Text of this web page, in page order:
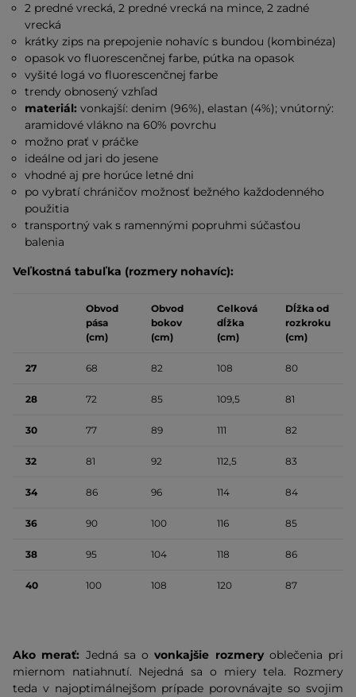
2 predné vrecká, 2 predné vrecká na mince, 2 zadné
vrecká
krátky zips na prepojenie nohavíc s bundou (kombinéza)
opasok vo fluorescenčnej farbe, pútka na opasok
vyšité logá vo fluorescenčnej farbe
trendy obnosený vzhľad
materiál: vonkajší: denim (96%), elastan (4%); vnútorný:
aramidové vlákno na 60% povrchu
možno prať v práčke
ideálne od jari do jesene
vhodné aj pre horúce letné dni
po vybratí chráničov možnosť bežného každodenného
použitia
transportný vak s ramennými popruhmi súčasťou
balenia
Veľkostná tabuľka (rozmery nohavíc):
Obvod
pása
(cm)
Obvod
bokov
(cm)
Celková
dĺžka
(cm)
Dĺžka od
rozkroku
(cm)
27 68 82 108 80
28 72 85 109,5 81
30 77 89 111 82
32 81 92 112,5 83
34 86 96 114 84
36 90 100 116 85
38 95 104 118 86
40 100 108 120 87
Ako merať: Jedná sa ovonkajšie rozmeryoblečenia pri
miernom natiahnutí. Nejedná sa o miery tela. Rozmery
teda v najoptimálnejšom prípade porovnávajte so svojim